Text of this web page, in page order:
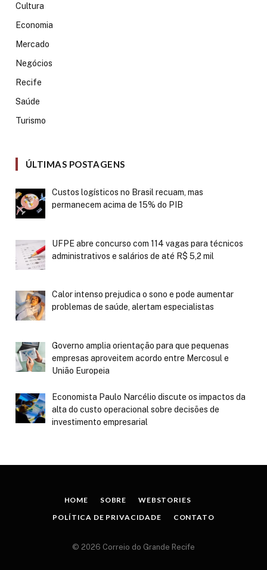
Cultura
Economia
Mercado
Negócios
Recife
Saúde
Turismo
ÚLTIMAS POSTAGENS
Custos logísticos no Brasil recuam, mas
permanecem acima de 15% do PIB
UFPE abre concurso com 114 vagas para técnicos
administrativos e salários de até R$ 5,2 mil
Calor intenso prejudica o sono e pode aumentar
problemas de saúde, alertam especialistas
Governo amplia orientação para que pequenas
empresas aproveitem acordo entre Mercosul e
União Europeia
Economista Paulo Narcélio discute os impactos da
alta do custo operacional sobre decisões de
investimento empresarial
HOME SOBRE
WEBSTORIES
POLÍTICA DE PRIVACIDADE
CONTATO
© 2026 Correio do Grande Recife